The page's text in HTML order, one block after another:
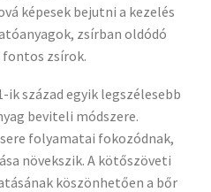
képesek bejutni a kezelés
zsírban oldódó
fontos zsírok.
század egyik legszélesebb
beviteli módszere.
folyamatai fokozódnak,
növekszik. A kötőszöveti
köszönhetően a bőr